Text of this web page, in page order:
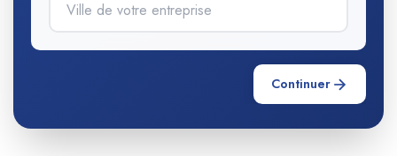
Continuer